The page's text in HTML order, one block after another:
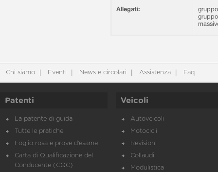
Allegati:
Chi siamo Eventi News e circolari Assistenza Faq
Patenti
La patente di guida
Tutte le pratiche
Foglio rosa e prove d’esame
Carta di Qualificazione del
Conducente (CQC)
Veicoli
Autoveicoli
Motocicli
Revisioni
Collaudi
Modulistica